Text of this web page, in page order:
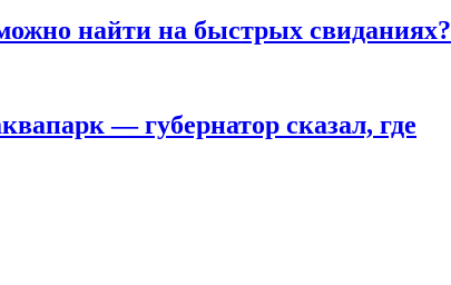
найти на быстрых свиданиях?
— губернатор сказал, где